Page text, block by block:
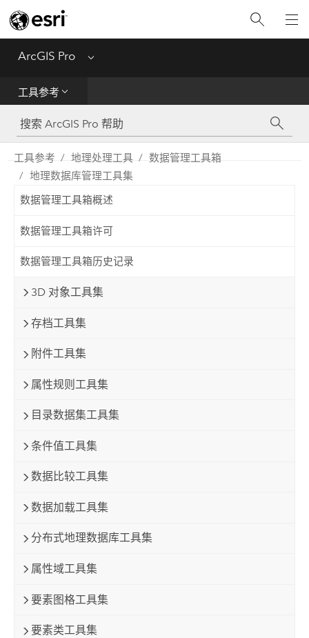
ArcGIS Pro Menu
工具参考
工具参考
Python
SDK
工具参考 地理处理工具
数据管理工具箱
地理数据库管理工具集
数据管理工具箱概述
数据管理工具箱许可
数据管理工具箱历史记录
3D 对象工具集
存档工具集
附件工具集
属性规则工具集
目录数据集工具集
条件值工具集
数据比较工具集
数据加载工具集
分布式地理数据库工具集
属性域工具集
要素图格工具集
要素类工具集